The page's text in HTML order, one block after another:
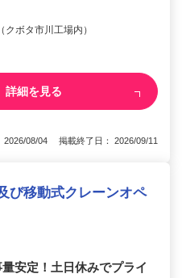
ボタ市川工場内）
詳細を見る
2026/08/04 掲載終了日： 2026/09/11
び移動式クレーンオペ
安定！土日休みでプライ